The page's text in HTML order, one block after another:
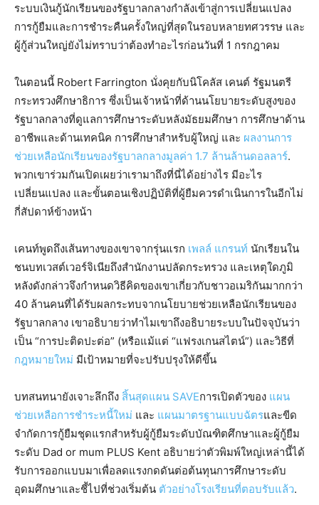
ระบบเงินกู้นักเรียนของรัฐบาลกลางกำลังเข้าสู่การเปลี่ยนแปลง
การกู้ยืมและการชำระคืนครั้งใหญ่ที่สุดในรอบหลายทศวรรษ และ
ผู้กู้ส่วนใหญ่ยังไม่ทราบว่าต้องทำอะไรก่อนวันที่ 1 กรกฎาคม
ในตอนนี้ Robert Farrington นั่งคุยกับนิโคลัส เคนต์ รัฐมนตรี
กระทรวงศึกษาธิการ ซึ่งเป็นเจ้าหน้าที่ด้านนโยบายระดับสูงของ
รัฐบาลกลางที่ดูแลการศึกษาระดับหลังมัธยมศึกษา การศึกษาด้าน
อาชีพและด้านเทคนิค การศึกษาสำหรับผู้ใหญ่ และ ผลงานการ
ช่วยเหลือนักเรียนของรัฐบาลกลางมูลค่า 1.7 ล้านล้านดอลลาร์.
พวกเขาร่วมกันเปิดเผยว่าเรามาถึงที่นี่ได้อย่างไร มีอะไร
เปลี่ยนแปลง และขั้นตอนเชิงปฏิบัติที่ผู้ยืมควรดำเนินการในอีกไม่
กี่สัปดาห์ข้างหน้า
เคนท์พูดถึงเส้นทางของเขาจากรุ่นแรก เพลล์ แกรนท์ นักเรียนใน
ชนบทเวสต์เวอร์จิเนียถึงสำนักงานปลัดกระทรวง และเหตุใดภูมิ
หลังดังกล่าวจึงกำหนดวิธีคิดของเขาเกี่ยวกับชาวอเมริกันมากกว่า
40 ล้านคนที่ได้รับผลกระทบจากนโยบายช่วยเหลือนักเรียนของ
รัฐบาลกลาง เขาอธิบายว่าทำไมเขาถึงอธิบายระบบในปัจจุบันว่า
เป็น “การปะติดปะต่อ” (หรือแม้แต่ “แฟรงเกนสไตน์”) และวิธีที่
กฎหมายใหม่ มีเป้าหมายที่จะปรับปรุงให้ดีขึ้น
บทสนทนายังเจาะลึกถึง สิ้นสุดแผน SAVEการเปิดตัวของ แผน
ช่วยเหลือการชำระหนี้ใหม่ และ แผนมาตรฐานแบบฉัตรและขีด
จำกัดการกู้ยืมชุดแรกสำหรับผู้กู้ยืมระดับบัณฑิตศึกษาและผู้กู้ยืม
ระดับ Dad or mum PLUS Kent อธิบายว่าตัวพิมพ์ใหญ่เหล่านี้ได้
รับการออกแบบมาเพื่อลดแรงกดดันต่อต้นทุนการศึกษาระดับ
อุดมศึกษาและชี้ไปที่ช่วงเริ่มต้น ตัวอย่างโรงเรียนที่ตอบรับแล้ว.